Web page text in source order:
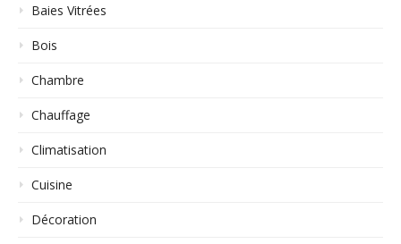
Baies Vitrées
Bois
Chambre
Chauffage
Climatisation
Cuisine
Décoration